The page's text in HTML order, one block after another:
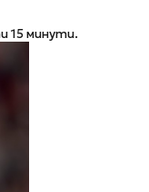
15 минути.